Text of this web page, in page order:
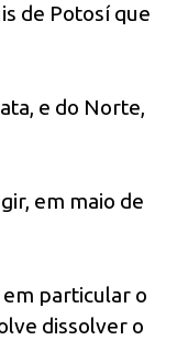
de Potosí que
e do Norte,
em maio de
particular o
dissolver o